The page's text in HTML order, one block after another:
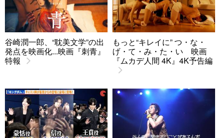
谷崎潤一郎、“耽美文学”の出
発点を映画化...映画『刺青』
特報
もっと“キレイに” つ・な・
げ・て・み・た・い 映画
『ムカデ人間 4K』4K予告編